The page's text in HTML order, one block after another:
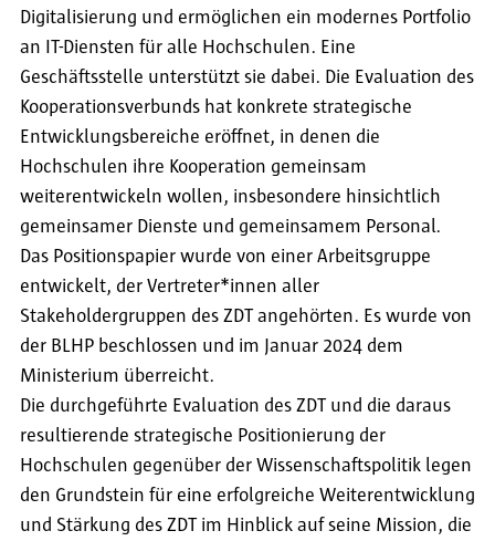
Digitalisierung und ermöglichen ein modernes Portfolio
an IT-Diensten für alle Hochschulen. Eine
Geschäftsstelle unterstützt sie dabei. Die Evaluation des
Kooperationsverbunds hat konkrete strategische
Entwicklungsbereiche eröffnet, in denen die
Hochschulen ihre Kooperation gemeinsam
weiterentwickeln wollen, insbesondere hinsichtlich
gemeinsamer Dienste und gemeinsamem Personal.
Das Positionspapier wurde von einer Arbeitsgruppe
entwickelt, der Vertreter*innen aller
Stakeholdergruppen des ZDT angehörten. Es wurde von
der BLHP beschlossen und im Januar 2024 dem
Ministerium überreicht.
Die durchgeführte Evaluation des ZDT und die daraus
resultierende strategische Positionierung der
Hochschulen gegenüber der Wissenschaftspolitik legen
den Grundstein für eine erfolgreiche Weiterentwicklung
und Stärkung des ZDT im Hinblick auf seine Mission, die